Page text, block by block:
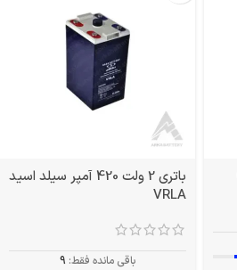
باتری 2 ولت 420 آمپر سیلد اسید
VRLA
باقی مانده فقط: 9